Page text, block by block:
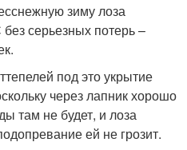
зиму лоза
серьезных потерь –
под это укрытие
через лапник хорошо
там не будет, и лоза
ей не грозит.